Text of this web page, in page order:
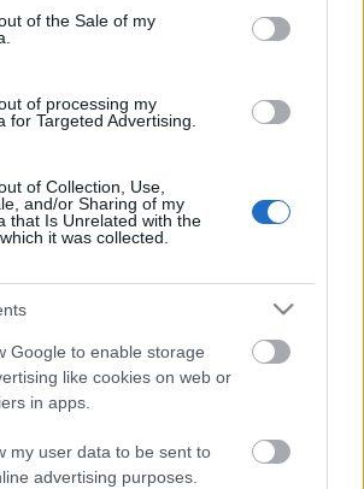
of the Sale of my
of processing my
for Targeted Advertising.
of Collection, Use,
and/or Sharing of my
that Is Unrelated with the
it was collected.
Google to enable storage
like cookies on web or
in apps.
my user data to be sent to
advertising purposes.
híve a "megmondós-
könyveknek, de ez
elragadtatva tőle, de azért nem
az…
semmi" rovat
23.
sok horrorfilm karácsonykor?
végi stresszben elrongyolódott
emberek nem bírják
kopácsolását és
karácsony előtti este. Talán
írnak arról, hogy átmennek és
(a…